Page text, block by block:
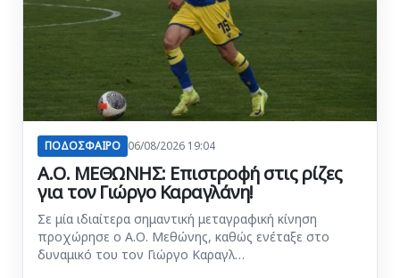
ΠΟΔΟΣΦΑΙΡΟ 06/08/2026 19:04
Α.Ο. ΜΕΘΩΝΗΣ: Επιστροφή στις ρίζες
για τον Γιώργο Καραγλάνη!
Σε μία ιδιαίτερα σημαντική μεταγραφική κίνηση
προχώρησε ο Α.Ο. Μεθώνης, καθώς ενέταξε στο
δυναμικό του τον Γιώργο Καραγλ…